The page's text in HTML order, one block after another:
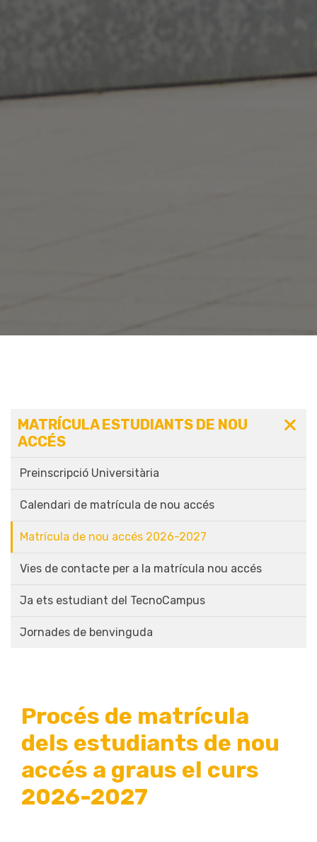
MATRÍCULA ESTUDIANTS DE NOU
ACCÉS
Preinscripció Universitària
Calendari de matrícula de nou accés
Matrícula de nou accés 2026-2027
Vies de contacte per a la matrícula nou accés
Ja ets estudiant del TecnoCampus
Jornades de benvinguda
Procés de matrícula
dels estudiants de nou
accés a graus el curs
2026-2027